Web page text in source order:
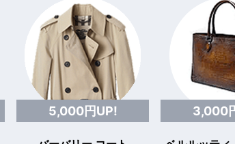
5,000円UP! 3,000